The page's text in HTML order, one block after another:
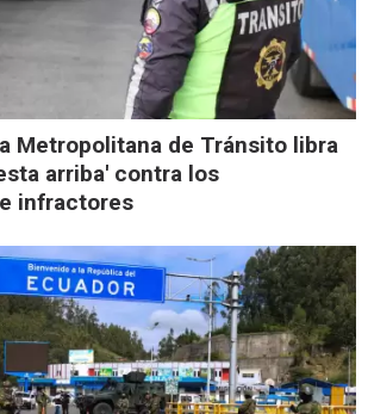
Metropolitana de Tránsito libra
arriba' contra los
infractores